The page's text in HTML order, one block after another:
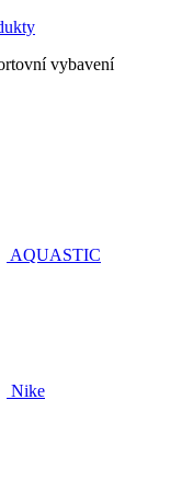
vybavení
AQUASTIC
Nike